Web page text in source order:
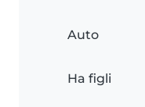
Auto
Ha figli